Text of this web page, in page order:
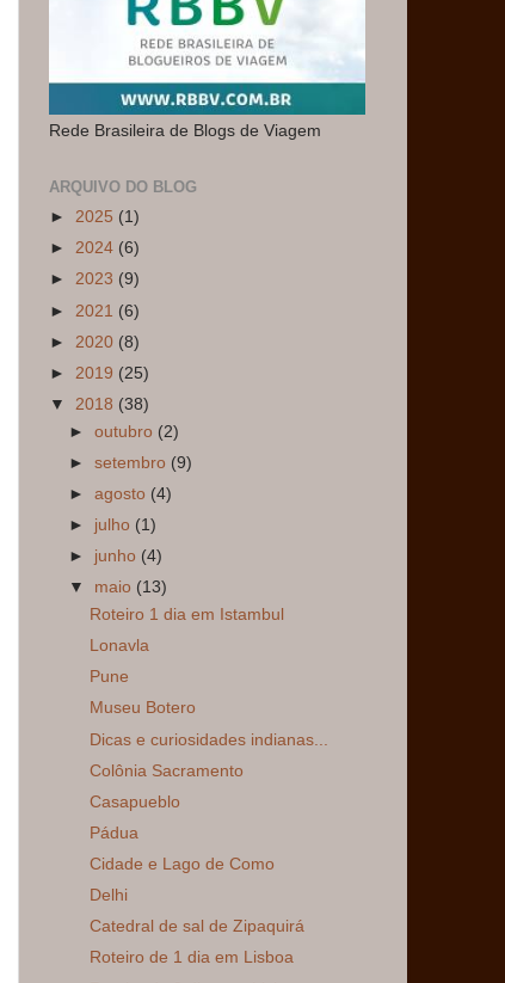
Rede Brasileira de Blogs de Viagem
ARQUIVO DO BLOG
► 2025 (1)
► 2024 (6)
► 2023 (9)
► 2021 (6)
► 2020 (8)
► 2019 (25)
▼ 2018 (38)
►outubro (2)
►setembro (9)
►agosto (4)
► julho (1)
► junho (4)
▼ maio (13)
Roteiro 1 dia em Istambul
Lonavla
Pune
Museu Botero
Dicas e curiosidades indianas...
Colônia Sacramento
Casapueblo
Pádua
Cidade e Lago de Como
Delhi
Catedral de sal de Zipaquirá
Roteiro de 1 dia em Lisboa